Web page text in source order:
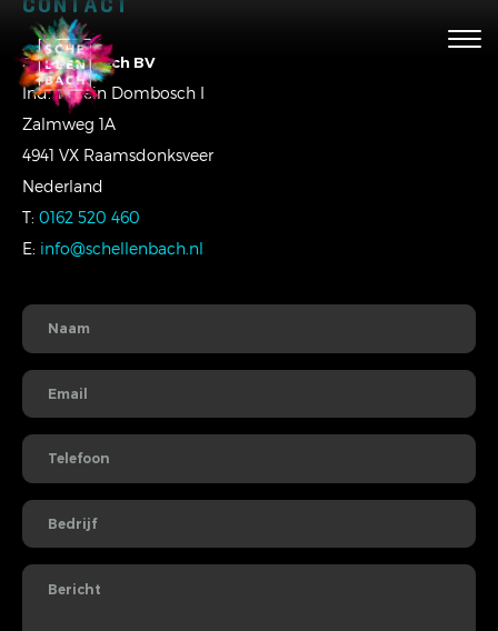
CONTACT
Schellenbach BV
Ind. Terrein Dombosch I
Zalmweg 1A
4941 VX Raamsdonksveer
Nederland
T: 0162 520 460
E: info@schellenbach.nl